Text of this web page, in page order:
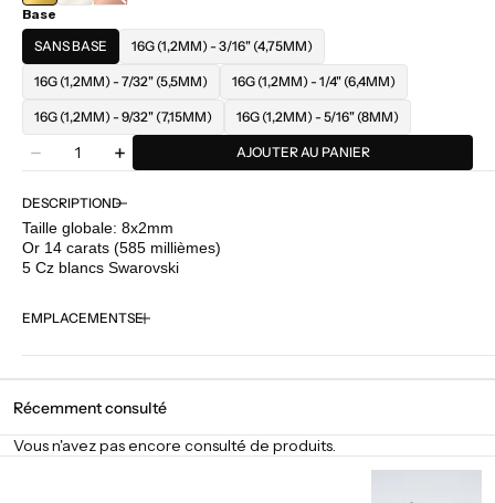
Base
SANS BASE
16G (1,2MM) - 3/16" (4,75MM)
16G (1,2MM) - 7/32" (5,5MM) 16G (1,2MM) - 1/4" (6,4MM)
16G (1,2MM) - 9/32" (7,15MM) 16G (1,2MM) - 5/16" (8MM)
Diminuer
quantité
pour
Buddha
Jewelry
Quantité
Augmenter
quantité
pour
Buddha
Jewelry
AJOUTER AU PANIER
DESCRIPTION
Taille globale: 8x2mm
Or 14 carats (585 millièmes)
5 Cz blancs Swarovski
EMPLACEMENTS
Récemment consulté
Vous n'avez pas encore consulté de produits.